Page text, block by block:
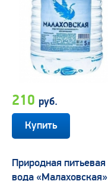
210 руб.
Природная питьевая
вода «Малаховская»